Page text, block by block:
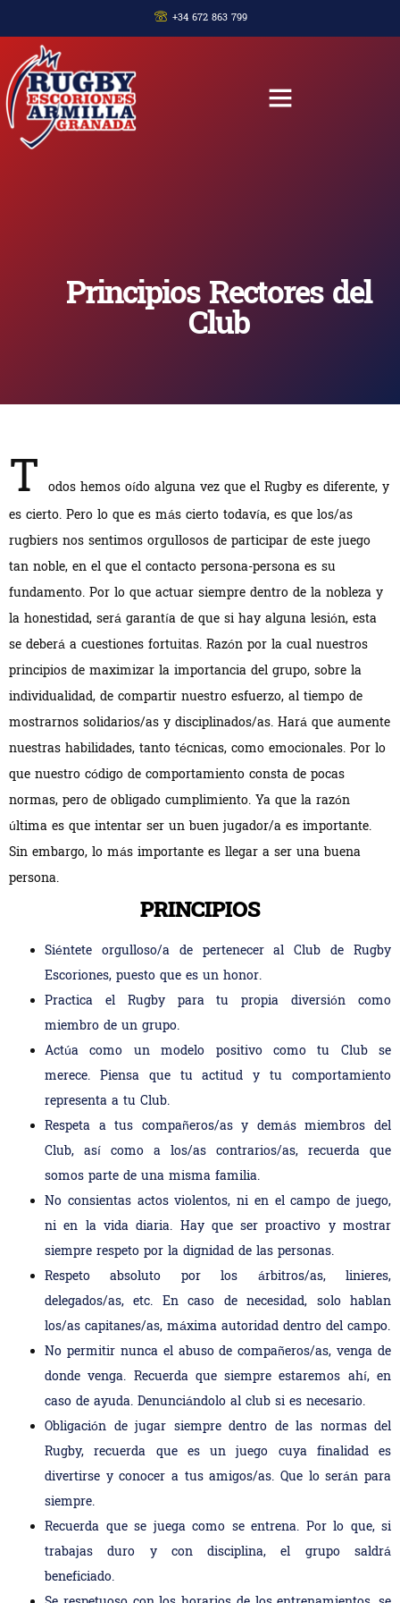
+34 672 863 799
Principios Rectores del
Club
T odos hemos oído alguna vez que el Rugby es diferente, y
es cierto. Pero lo que es más cierto todavía, es que los/as
rugbiers nos sentimos orgullosos de participar de este juego
tan noble, en el que el contacto persona-persona es su
fundamento. Por lo que actuar siempre dentro de la nobleza y
la honestidad, será garantía de que si hay alguna lesión, esta
se deberá a cuestiones fortuitas. Razón por la cual nuestros
principios de maximizar la importancia del grupo, sobre la
individualidad, de compartir nuestro esfuerzo, al tiempo de
mostrarnos solidarios/as y disciplinados/as. Hará que aumente
nuestras habilidades, tanto técnicas, como emocionales. Por lo
que nuestro código de comportamiento consta de pocas
normas, pero de obligado cumplimiento. Ya que la razón
última es que intentar ser un buen jugador/a es importante.
Sin embargo, lo más importante es llegar a ser una buena
persona.
PRINCIPIOS
Siéntete orgulloso/a de pertenecer al Club de Rugby
Escoriones, puesto que es un honor.
Practica el Rugby para tu propia diversión como
miembro de un grupo.
Actúa como un modelo positivo como tu Club se
merece. Piensa que tu actitud y tu comportamiento
representa a tu Club.
Respeta a tus compañeros/as y demás miembros del
Club, así como a los/as contrarios/as, recuerda que
somos parte de una misma familia.
No consientas actos violentos, ni en el campo de juego,
ni en la vida diaria. Hay que ser proactivo y mostrar
siempre respeto por la dignidad de las personas.
Respeto absoluto por los árbitros/as, linieres,
delegados/as, etc. En caso de necesidad, solo hablan
los/as capitanes/as, máxima autoridad dentro del campo.
No permitir nunca el abuso de compañeros/as, venga de
donde venga. Recuerda que siempre estaremos ahí, en
caso de ayuda. Denunciándolo al club si es necesario.
Obligación de jugar siempre dentro de las normas del
Rugby, recuerda que es un juego cuya finalidad es
divertirse y conocer a tus amigos/as. Que lo serán para
siempre.
Recuerda que se juega como se entrena. Por lo que, si
trabajas duro y con disciplina, el grupo saldrá
beneficiado.